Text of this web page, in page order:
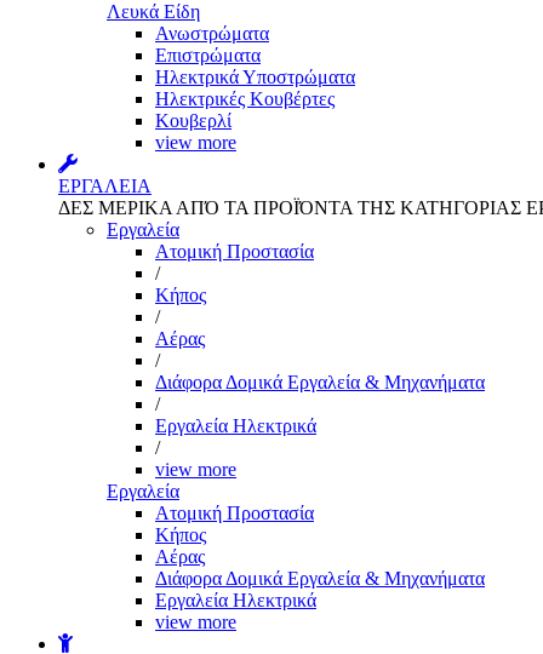
Λευκά Είδη
Ανωστρώματα
Επιστρώματα
Ηλεκτρικά Υποστρώματα
Ηλεκτρικές Κουβέρτες
Κουβερλί
view more
ΕΡΓΑΛΕΙΑ
ΔΕΣ ΜΕΡΙΚΑ ΑΠΌ ΤΑ ΠΡΟΪΌΝΤΑ ΤΗΣ ΚΑΤΗΓΟΡΙΑΣ
Εργαλεία
Aτομική Προστασία
/
Kήπος
/
Αέρας
/
Διάφορα Δομικά Εργαλεία & Μηχανήματα
/
Εργαλεία Ηλεκτρικά
/
view more
Εργαλεία
Aτομική Προστασία
Kήπος
Αέρας
Διάφορα Δομικά Εργαλεία & Μηχανήματα
Εργαλεία Ηλεκτρικά
view more